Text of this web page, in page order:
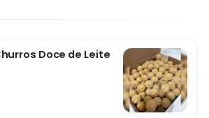
Doce de Leite